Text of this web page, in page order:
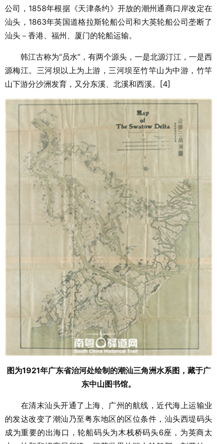
公司，1858年根据《天津条约》开放的潮州通商口岸改定在
汕头，1863年英国道格拉斯轮船公司和大英轮船公司垄断了
汕头－香港、福州、厦门的轮船运输。
韩江古称为“员水”，有两个源头，一是北源汀江，一是西
源梅江。三河坝以上为上游，三河坝至竹竿山为中游，竹竿
山下游分沙洲发育，又分东溪、北溪和西溪。[4]
图为1921年广东省治河处绘制的潮汕三角洲水系图，藏于广
东中山图书馆。
在清末汕头开通了上海、广州的航线，近代海上运输业
的发达改变了潮汕乃至粤东地区的区位条件，汕头西堤码头
成为重要的出海口，轮船码头为木栈桥码头6座，为英商太